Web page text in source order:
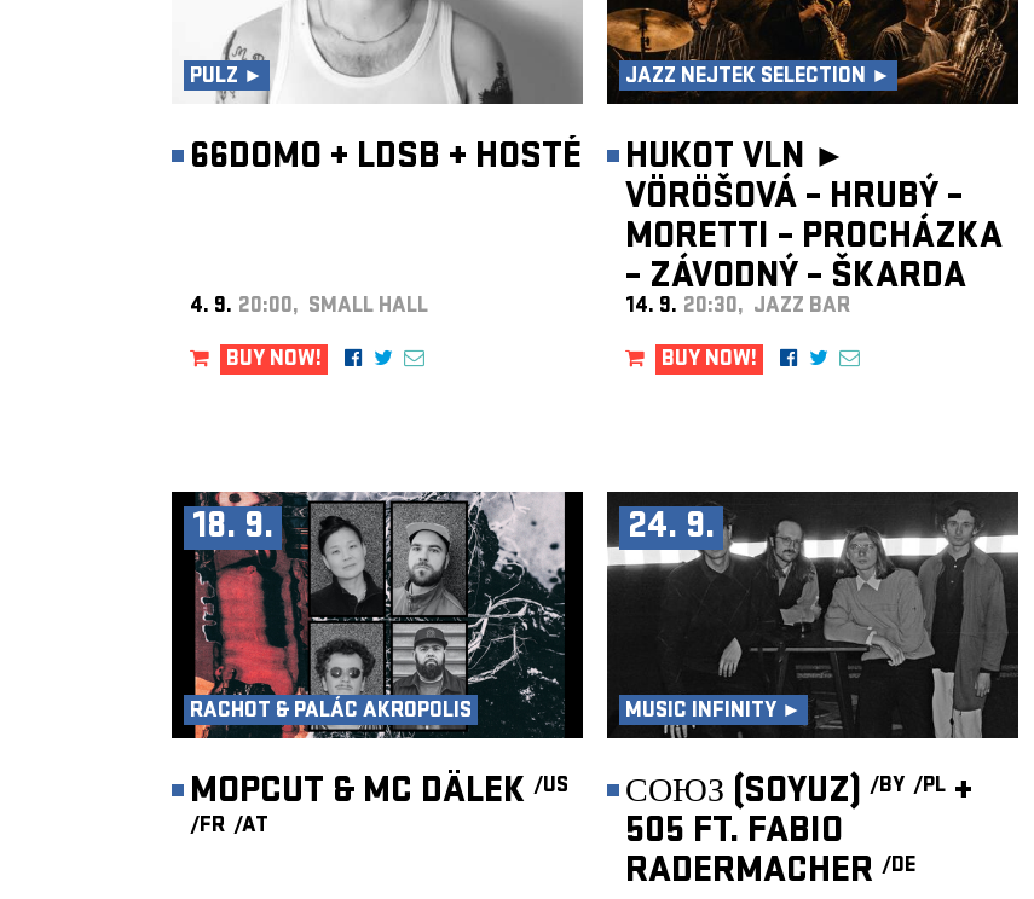
PULZ ►
66DOMO + LDSB + HOSTÉ
4. 9. 20:00, SMALL HALL
BUY NOW!
JAZZ NEJTEK SELECTION ►
HUKOT VLN ►
VÖRÖŠOVÁ – HRUBÝ –
MORETTI – PROCHÁZKA
– ZÁVODNÝ – ŠKARDA
14. 9. 20:30, JAZZ BAR
BUY NOW!
18. 9.
RACHOT & PALÁC AKROPOLIS
MOPCUT & MC DÄLEK /US
/FR /AT
24. 9.
MUSIC INFINITY ►
СОЮЗ (SOYUZ) /BY /PL +
505 FT. FABIO
RADERMACHER /DE